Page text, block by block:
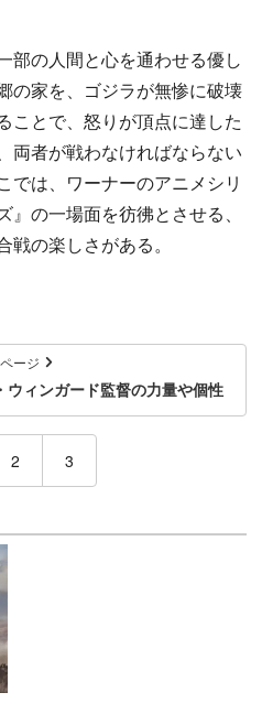
部の人間と心を通わせる優し
の家を、ゴジラが無惨に破壊
ことで、怒りが頂点に達した
両者が戦わなければならない
では、ワーナーのアニメシリ
の一場面を彷彿とさせる、
の楽しさがある。
ージ
ィンガード監督の力量や個性
2 3